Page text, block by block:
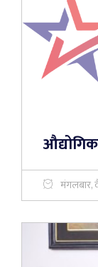
मंगलबार,